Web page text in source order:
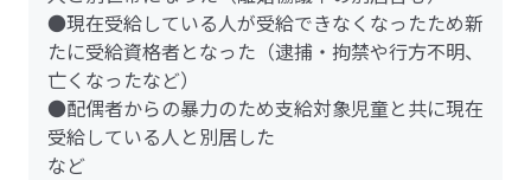
●現在受給している人が受給できなくなったため新
たに受給資格者となった（逮捕・拘禁や行方不明、
亡くなったなど）
●配偶者からの暴力のため支給対象児童と共に現在
受給している人と別居した
など